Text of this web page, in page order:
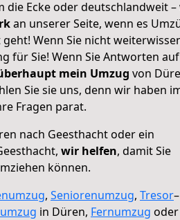
die Ecke oder deutschlandweit
an unserer Seite, wenn es
Wenn Sie nicht
für Sie! Wenn Sie Antworten
mein Umzug von
Sie sie uns, denn wir haben
Fragen parat.
nach Geesthacht oder ein
wir helfen, damit Sie
können.
, Seniorenumzug, Tresor
in Düren, Fernumzug